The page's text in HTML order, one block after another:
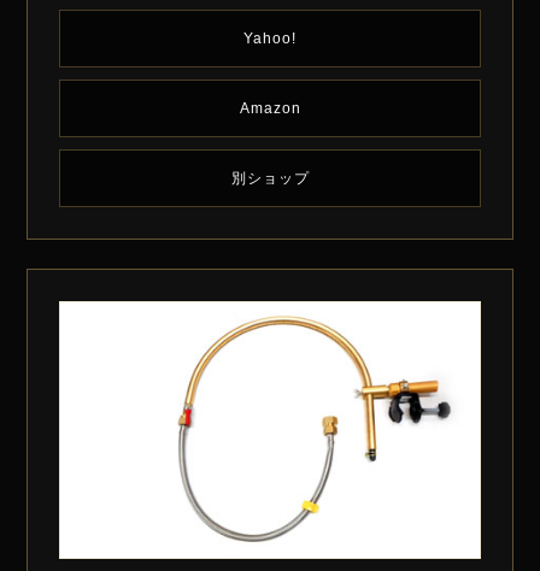
Yahoo!
Amazon
別ショップ